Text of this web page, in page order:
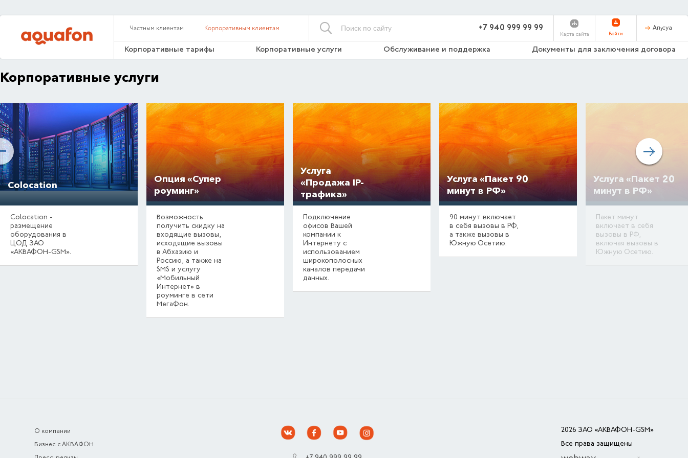
Частным клиентам Корпоративным клиентам +7 940 999 99 99
Карта сайта Войти
Аҧсуа
Корпоративные тарифы Корпоративные услуги Обслуживание и поддержка Документы для заключения договора
Корпоративные услуги
Colocation
Colocation -
размещение
оборудования в
ЦОД ЗАО
«АКВАФОН-GSM».
Опция «Супер
роуминг»
Возможность
получить скидку на
входящие вызовы,
исходящие вызовы
в Абхазию и
Россию, а также на
SMS и услугу
«Мобильный
Интернет» в
роуминге в сети
МегаФон.
Услуга
«Продажа IP-
трафика»
Подключение
офисов Вашей
компании к
Интернету с
использованием
широкополосных
каналов передачи
данных.
Услуга «Пакет 90
минут в РФ»
90 минут включает
в себя вызовы в РФ,
а также вызовы в
Южную Осетию.
Услуга «Пакет 20
минут в РФ»
Пакет минут
включает в себя
вызовы в РФ,
включая вызовы в
Южную Осетию.
О компании
Бизнес с АКВАФОН
2026 ЗАО «АКВАФОН-GSM»
Все права защищены